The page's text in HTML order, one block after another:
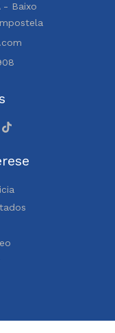
- Baixo